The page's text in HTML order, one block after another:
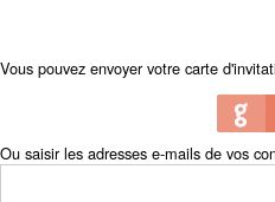
Vous pouvez envoyer votre carte
Ou saisir les adresses e-mails de vos